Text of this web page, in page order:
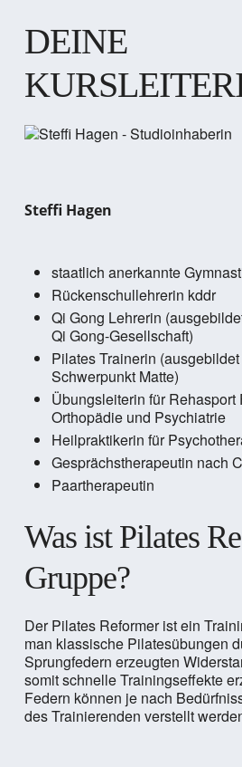
DEINE
Steffi Hagen
staatlich anerkannte
Rückenschullehrerin kddr
Qi Gong Lehrerin
Qi Gong-Gesellschaft)
Pilates Trainerin
Schwerpunkt Matte)
Übungsleiterin für Rehasport
Orthopädie und Psychiatrie
Heilpraktikerin für
Gesprächstherapeutin nach
Paartherapeutin
Was ist Pilates
Gruppe?
Der Pilates Reformer ist ein
man klassische Pilatesübungen
Sprungfedern erzeugten
somit schnelle Trainingseffekte
Federn können je nach
des Trainierenden verstellt